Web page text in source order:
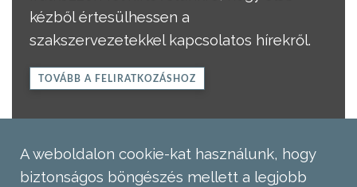
kézből értesülhessen a
szakszervezetekkel kapcsolatos hírekről.
TOVÁBB A FELIRATKOZÁSHOZ
A weboldalon cookie-kat használunk, hogy
biztonságos böngészés mellett a legjobb